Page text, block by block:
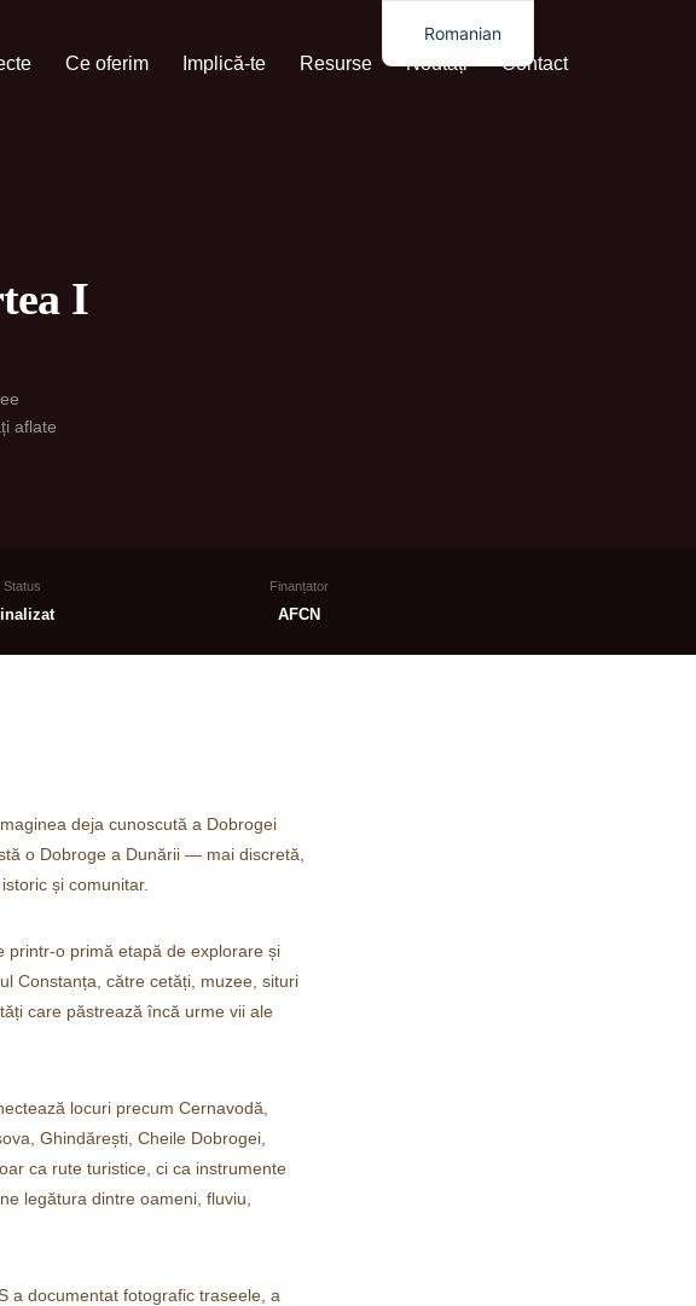
Ce oferim Implică-te Resurse Noutăți Contact
I
aflate
Status Finanțator
AFCN
deja cunoscută a Dobrogei
o Dobroge a Dunării — mai discretă,
și comunitar.
printr-o primă etapă de explorare și
Constanța, către cetăți, muzee, situri
care păstrează încă urme vii ale
locuri precum Cernavodă,
Ghindărești, Cheile Dobrogei,
ca rute turistice, ci ca instrumente
legătura dintre oameni, fluviu,
a documentat fotografic traseele, a
Romanian
English